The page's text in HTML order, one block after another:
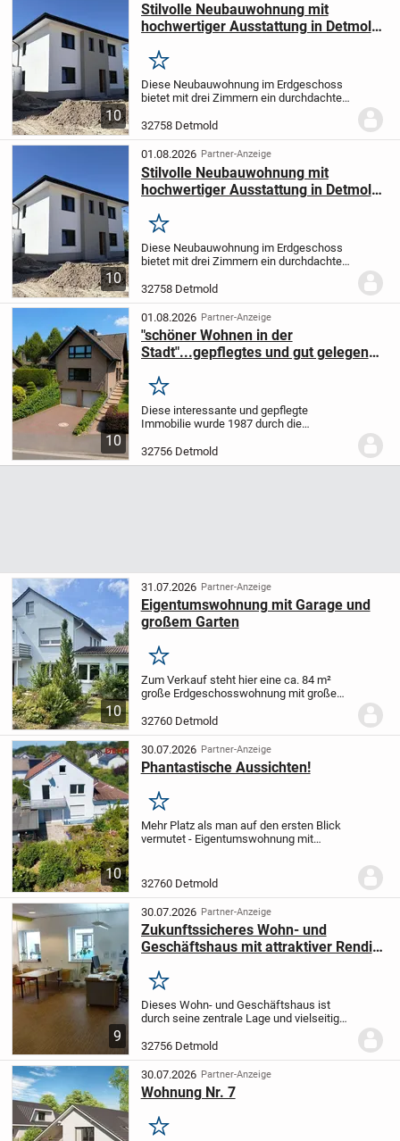
10
Stilvolle Neubauwohnung mit
hochwertiger Ausstattung in Detmold
Merken
Diese Neubauwohnung im Erdgeschoss
bietet mit drei Zimmern ein durchdachtes
Wohnkomfort mit funktionaler Gestaltung
verbindet. Der großzügige offene Koch-
und Wohnbereich...
32758 Detmold
10
01.08.2026 Partner-Anzeige
Stilvolle Neubauwohnung mit
hochwertiger Ausstattung in Detmold
Merken
Diese Neubauwohnung im Erdgeschoss
bietet mit drei Zimmern ein durchdachtes
Wohnkomfort mit funktionaler Gestaltung
verbindet. Der großzügige offene Koch-
und Wohnbereich...
32758 Detmold
10
01.08.2026 Partner-Anzeige
"schöner Wohnen in der
Stadt"...gepflegtes und gut gelegenes
Merken
Diese interessante und gepflegte
Immobilie wurde 1987 durch die
errichtet. Die Wohnfläche von 172 qm
verteilt sich auf das Erd- und
32756 Detmold
10
31.07.2026 Partner-Anzeige
Eigentumswohnung mit Garage und
großem Garten
Merken
Zum Verkauf steht hier eine ca. 84 m²
große Erdgeschosswohnung mit großem
ruhigen Wohngebiet in Detmold Spork-
Eichholz.Die Wohnung befindet sich in
einem...
32760 Detmold
10
30.07.2026 Partner-Anzeige
Phantastische Aussichten!
Merken
Mehr Platz als man auf den ersten Blick
vermutet - Eigentumswohnung mit
Eigentumswohnung, die nicht nur mit
32760 Detmold
9
30.07.2026 Partner-Anzeige
Zukunftssicheres Wohn- und
Geschäftshaus mit attraktiver Rendite
Merken
Dieses Wohn- und Geschäftshaus ist
durch seine zentrale Lage und vielseitigen
Es wurde zwischen 1951 und 1966 in
solider Massivbauweise errichtet und
steht auf...
32756 Detmold
30.07.2026 Partner-Anzeige
Wohnung Nr. 7
Merken